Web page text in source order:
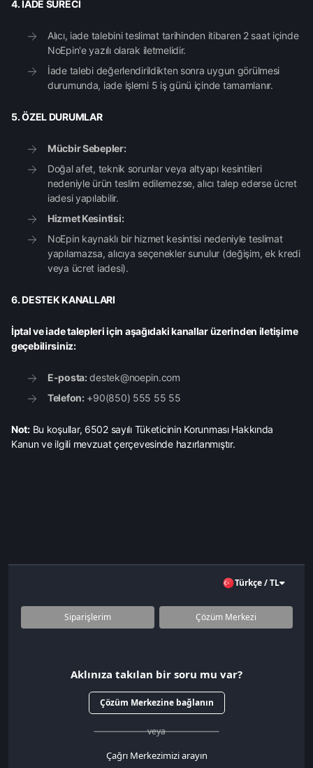
4. İADE SÜRECİ
Alıcı, iade talebini teslimat tarihinden itibaren 2 saat içinde
NoEpin'e yazılı olarak iletmelidir.
İade talebi değerlendirildikten sonra uygun görülmesi
durumunda, iade işlemi 5 iş günü içinde tamamlanır.
5. ÖZEL DURUMLAR
Mücbir Sebepler:
Doğal afet, teknik sorunlar veya altyapı kesintileri
nedeniyle ürün teslim edilemezse, alıcı talep ederse ücret
iadesi yapılabilir.
Hizmet Kesintisi:
NoEpin kaynaklı bir hizmet kesintisi nedeniyle teslimat
yapılamazsa, alıcıya seçenekler sunulur (değişim, ek kredi
veya ücret iadesi).
6. DESTEK KANALLARI
İptal ve iade talepleri için aşağıdaki kanallar üzerinden iletişime
geçebilirsiniz:
E-posta:destek@noepin.com
Telefon:+90(850) 555 55 55
Not:Bu koşullar, 6502 sayılı Tüketicinin Korunması Hakkında
Kanun ve ilgili mevzuat çerçevesinde hazırlanmıştır.
Türkçe / TL
Siparişlerim Çözüm Merkezi
Aklınıza takılan bir soru mu var?
Çözüm Merkezine bağlanın
veya
Çağrı Merkezimizi arayın